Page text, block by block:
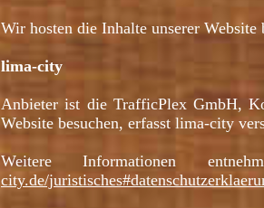
Wir hosten die Inhalte unserer
lima-city
Anbieter ist die TrafficPlex GmbH,
Website besuchen, erfasst lima-city
Weitere Informationen
city.de/